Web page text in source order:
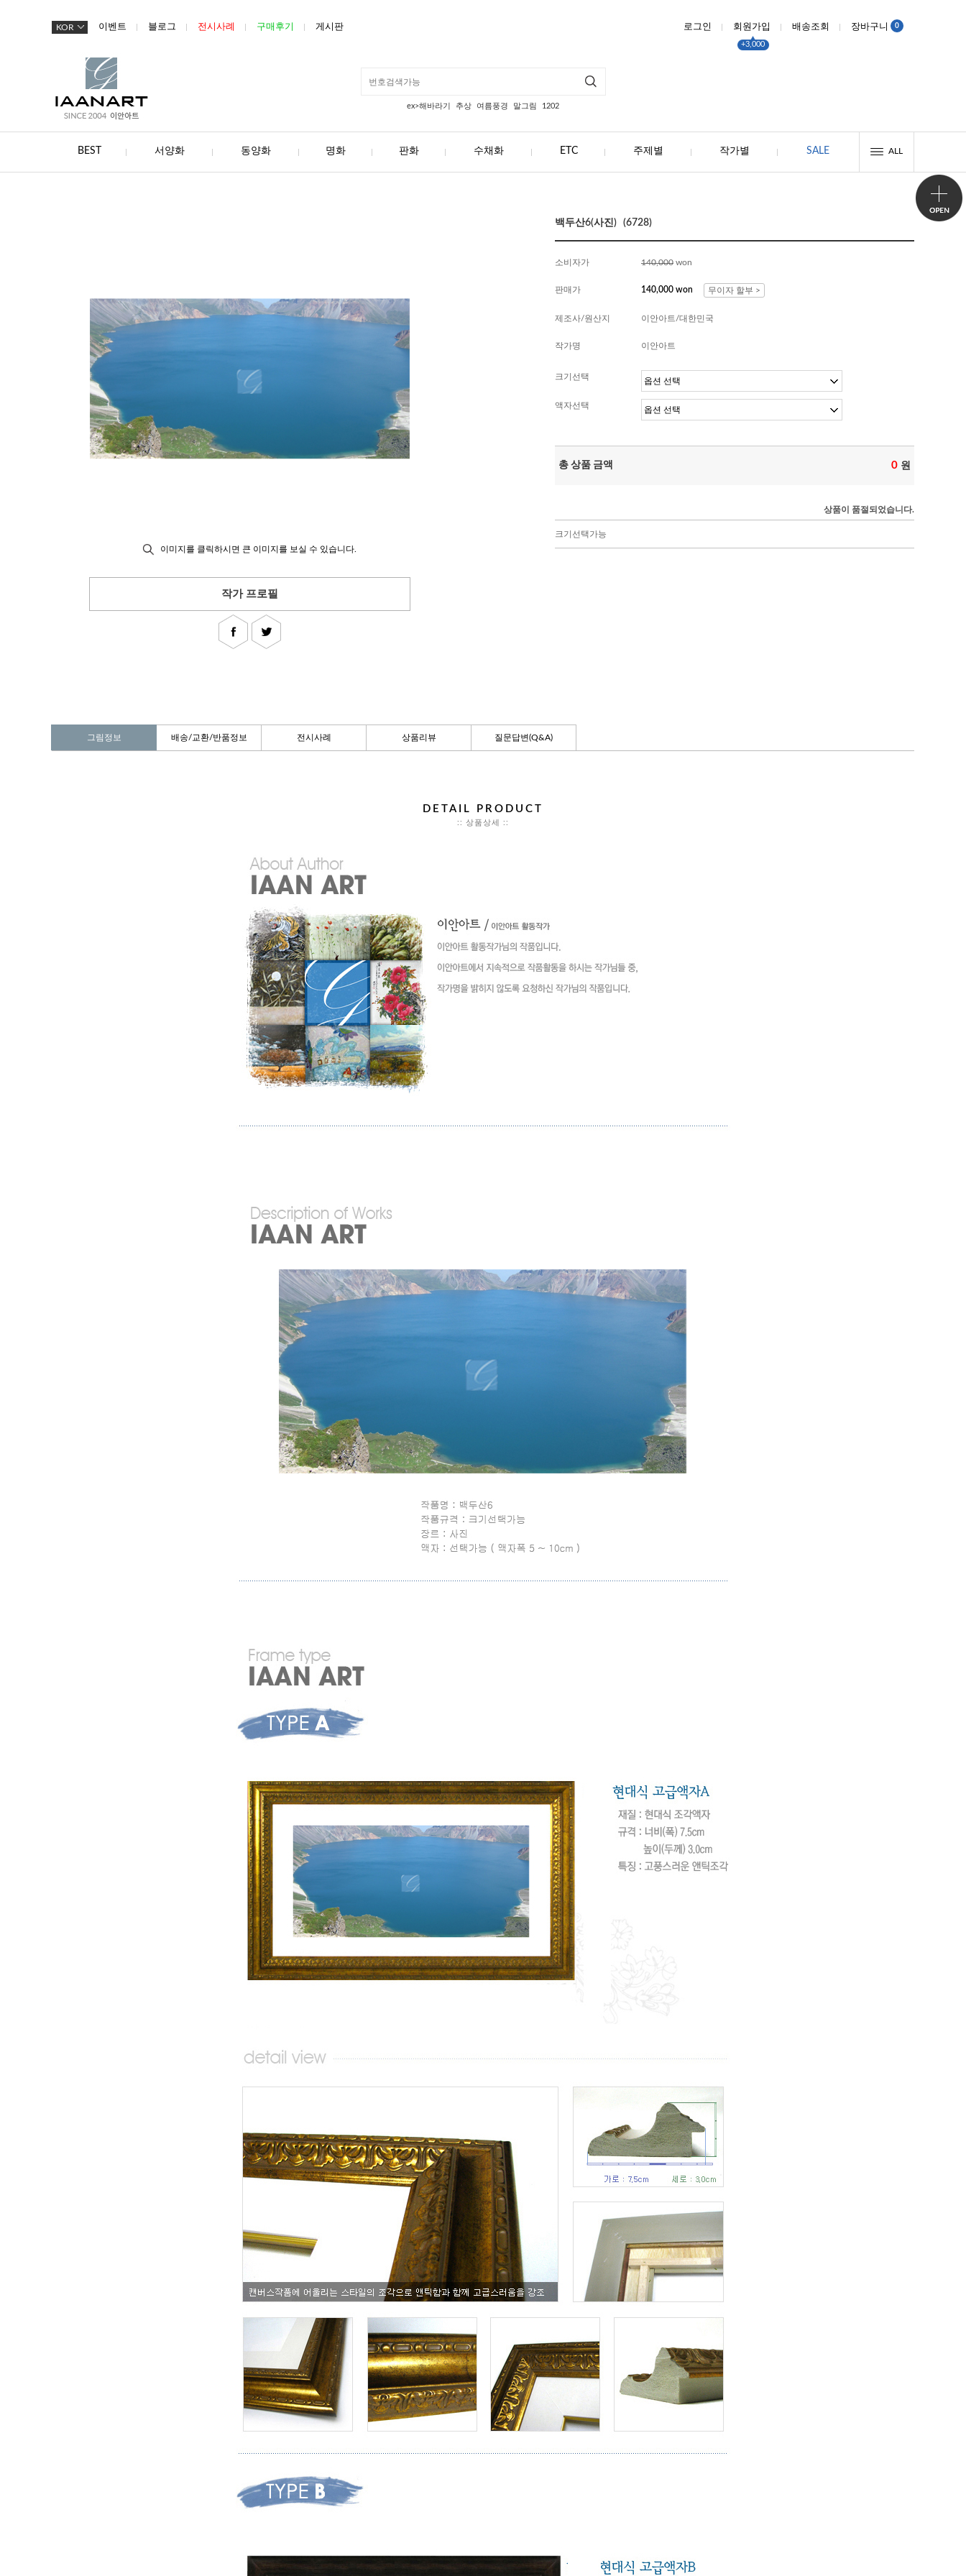
KOR 이벤트 블로그 전시사례 구매후기 게시판 로그인 회원가입
+3,000
배송조회 장바구니 0
ex>해바라기 추상 여름풍경 말그림 1202
BEST 서양화 동양화 명화 판화 수채화 ETC 주제별 작가별 SALE ALL
이미지를 클릭하시면 큰 이미지를 보실 수 있습니다.
작가 프로필
백두산6(사진) (6728)
소비자가 140,000 won
판매가 140,000 won 무이자 할부 >
제조사/원산지 이안아트/대한민국
작가명 이안아트
크기선택
액자선택
총 상품 금액 0 원
상품이 품절되었습니다.
크기선택가능
그림정보 배송/교환/반품정보 전시사례 상품리뷰 질문답변(Q&A)
DETAIL PRODUCT
:: 상품상세 ::